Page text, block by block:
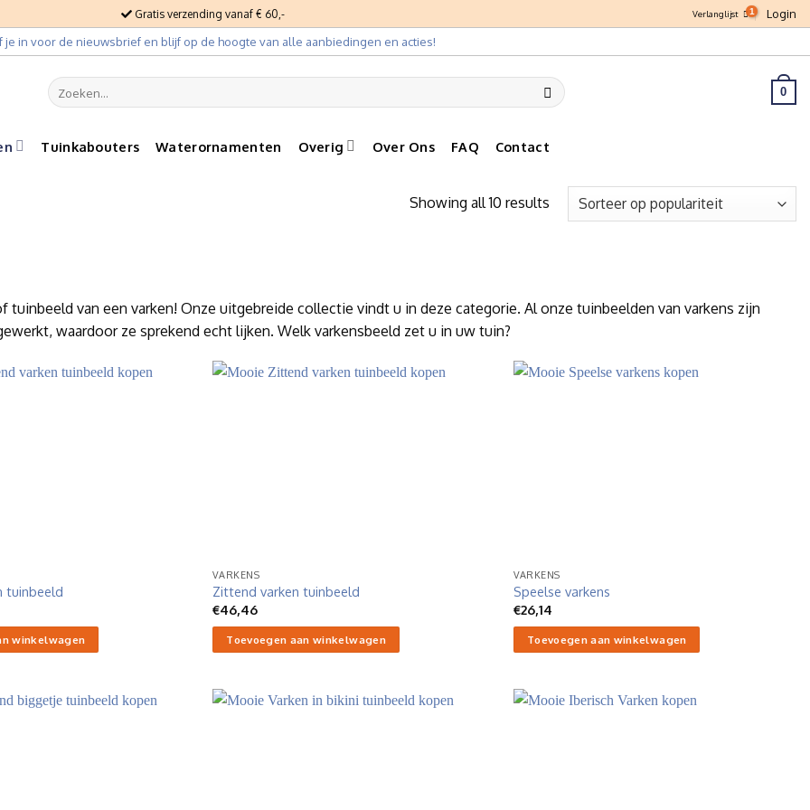
Gratis verzending vanaf € 60,- Verlanglijst
Login
je in voor de nieuwsbrief en blijf op de hoogte van alle aanbiedingen en acties!
Zoeken
naar:
0
Tuinkabouters Waterornamenten Overig Over Ons FAQ Contact
Showing all 10 results
van een varken! Onze uitgebreide collectie vindt u in deze categorie. Al onze tuinbeelden van varkens zijn
waardoor ze sprekend echt lijken. Welk varkensbeeld zet u in uw tuin?
tuinbeeld
winkelwagen
VARKENS
Zittend varken tuinbeeld
€46,46
Toevoegen aan winkelwagen
VARKENS
Speelse varkens
€26,14
Toevoegen aan winkelwagen